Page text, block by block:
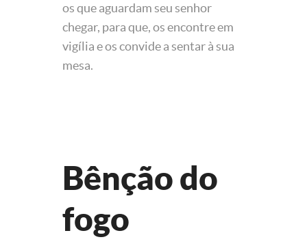
os que aguardam seu senhor
chegar, para que, os encontre em
vigília e os convide a sentar à sua
mesa.
Bênção do
fogo